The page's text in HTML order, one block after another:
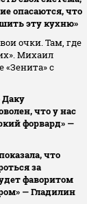
опасаются, что
эту кухню»
очки. Там, где
Михаил
«Зенита» с
Даку
что у нас
форвард» —
что
за
фаворитом
— Гладилин